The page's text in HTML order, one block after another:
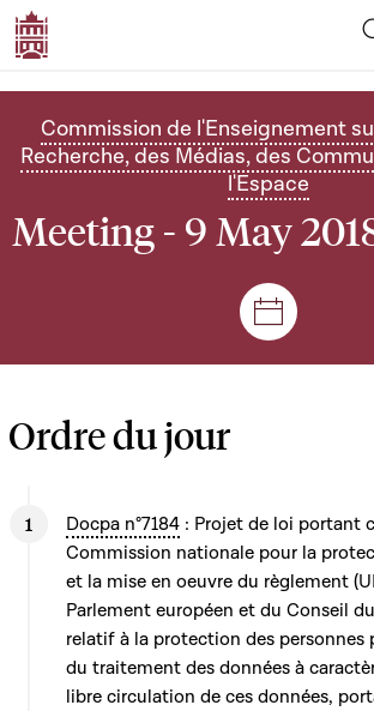
Commission de l'Enseignement
Recherche, des Médias, des
l'Espace
Meeting - 9 May
Sessions
Ordre du jour
Docpa n°7184 : Projet de loi portant
Commission nationale pour la
et la mise en oeuvre du règlement
Parlement européen et du Conseil
relatif à la protection des personnes
du traitement des données à
libre circulation de ces données,